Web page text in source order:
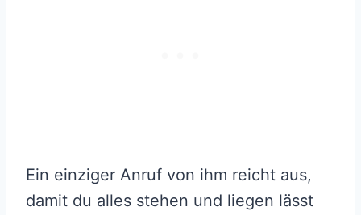
Ein einziger Anruf von ihm reicht aus,
damit du alles stehen und liegen lässt